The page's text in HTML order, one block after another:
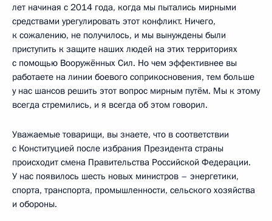
лет начиная с 2014 года, когда мы пытались мирными
средствами урегулировать этот конфликт. Ничего,
к сожалению, не получилось, и мы вынуждены были
приступить к защите наших людей на этих территориях
с помощью Вооружённых Сил. Но чем эффективнее вы
работаете на линии боевого соприкосновения, тем больше
у нас шансов решить этот вопрос мирным путём. Мы к этому
всегда стремились, и я всегда об этом говорил.
Уважаемые товарищи, вы знаете, что в соответствии
с Конституцией после избрания Президента страны
происходит смена Правительства Российской Федерации.
У нас появилось шесть новых министров – энергетики,
спорта, транспорта, промышленности, сельского хозяйства
и обороны.